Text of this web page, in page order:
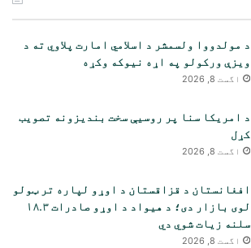
د مولدووا ولسمشر د اسلامي امارت پلاوي ته د
ویزې ورکولو په اړه نیوکه وکړه
اگست 8, 2026
د امریکا سنا پر روسیې سخت بندیزونه تصویب
کړل
اگست 8, 2026
افغانستان د قزاقستان د اوړو لپاره تر ټولو
لوی بازار دی؛ د هیواد د اوړو صادرات ۱۸.۳
سلنه زیات شوي دي
اگست 8, 2026